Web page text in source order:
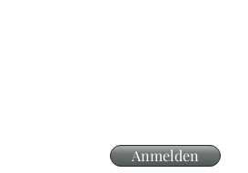
Anmelden